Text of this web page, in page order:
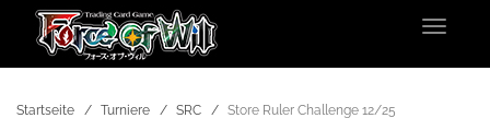
Toggle
Startseite Turniere SRC Store Ruler Challenge 12/25